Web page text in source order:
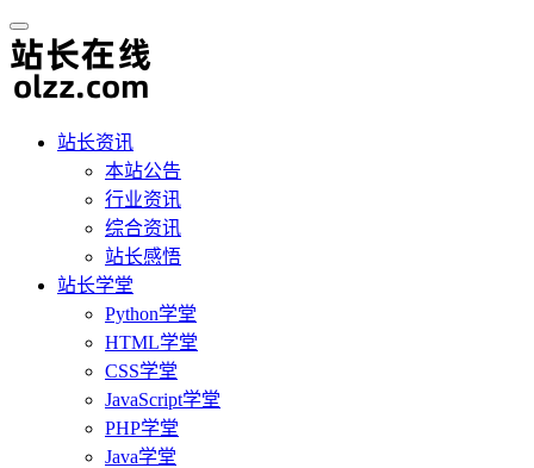
站长资讯
本站公告
行业资讯
综合资讯
站长感悟
站长学堂
Python学堂
HTML学堂
CSS学堂
JavaScript学堂
PHP学堂
Java学堂